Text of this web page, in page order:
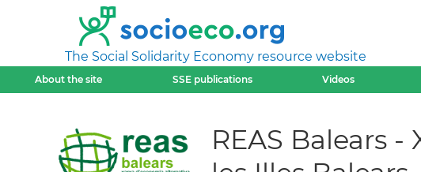
The Social Solidarity Economy resource website
About the site SSE publications Videos
REAS Balears